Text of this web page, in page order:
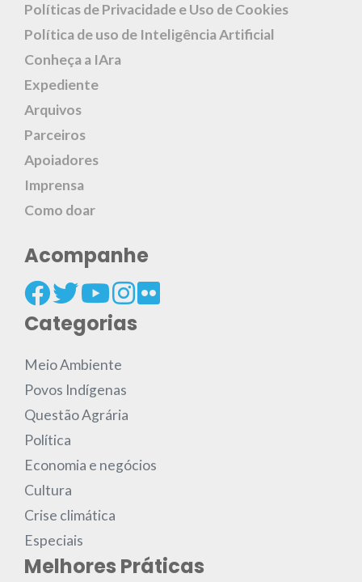
Políticas de Privacidade e Uso de Cookies
Política de uso de Inteligência Artificial
Conheça a IAra
Expediente
Arquivos
Parceiros
Apoiadores
Imprensa
Como doar
Acompanhe
Categorias
Meio Ambiente
Povos Indígenas
Questão Agrária
Política
Economia e negócios
Cultura
Crise climática
Especiais
Melhores Práticas